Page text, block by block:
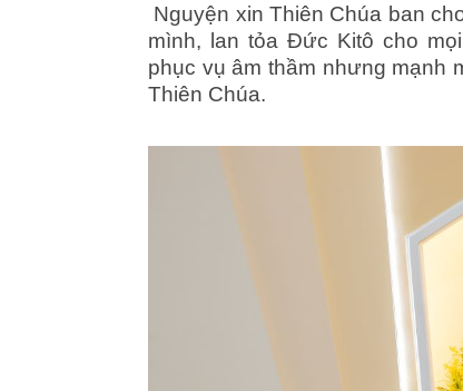
Nguyện xin Thiên Chúa ban
mình, lan tỏa Đức Kitô cho
phục vụ âm thầm nhưng mạnh
Thiên Chúa.